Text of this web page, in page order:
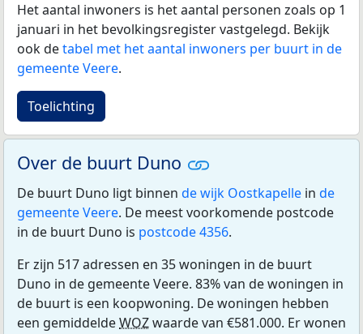
Het aantal inwoners is het aantal personen zoals op 1
januari in het bevolkingsregister vastgelegd. Bekijk
ook detabel met het aantal inwoners per buurt in de
gemeente Veere.
Toelichting
Over de buurt Duno
De buurt Duno ligt binnen de wijk Oostkapelle in de
gemeente Veere. De meest voorkomende postcode
in de buurt Duno is postcode 4356.
Er zijn 517 adressen en 35 woningen in de buurt
Duno in de gemeente Veere. 83% van de woningen in
de buurt is een koopwoning. De woningen hebben
een gemiddeldeWOZwaarde van €581.000. Er wonen